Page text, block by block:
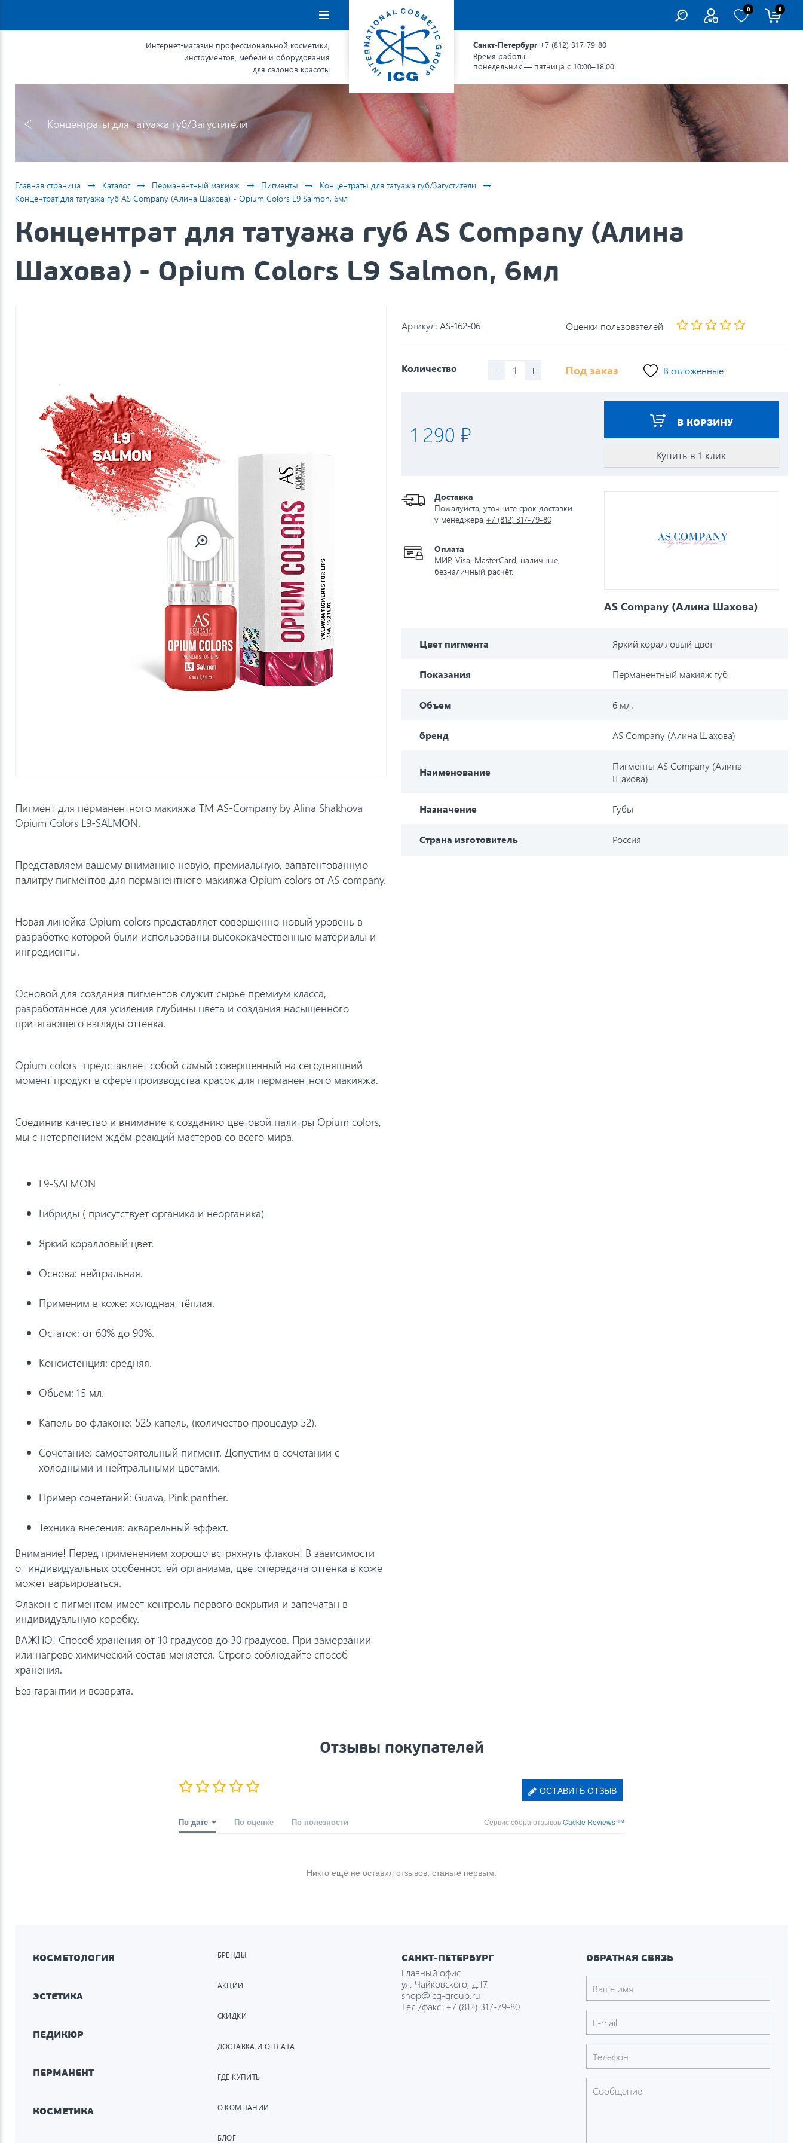
Навигация
0 0
Интернет-магазин профессиональной косметики,
инструментов, мебели и оборудования
для салонов красоты
Санкт-Петербург +7 (812) 317-79-80
Время работы:
понедельник — пятница с 10:00–18:00
Концентраты для татуажа губ/Загустители
Главная страница → Каталог → Перманентный макияж → Пигменты → Концентраты для татуажа губ/Загустители →
Концентрат для татуажа губ AS Company (Алина Шахова) - Opium Colors L9 Salmon, 6мл
Концентрат для татуажа губ AS Company (Алина
Шахова) - Opium Colors L9 Salmon, 6мл
Пигмент для перманентного макияжа TM AS-Company by Alina Shakhova
Opium Colors L9-SALMON.
Представляем вашему вниманию новую, премиальную, запатентованную
палитру пигментов для перманентного макияжа Opium colors от AS company.
Новая линейка Opium colors представляет совершенно новый уровень в
разработке которой были использованы высококачественные материалы и
ингредиенты.
Основой для создания пигментов служит сырье премиум класса,
разработанное для усиления глубины цвета и создания насыщенного
притягающего взгляды оттенка.
Opium colors -представляет собой самый совершенный на сегодняшний
момент продукт в сфере производства красок для перманентного макияжа.
Соединив качество и внимание к созданию цветовой палитры Opium colors,
мы с нетерпением ждём реакций мастеров со всего мира.
L9-SALMON
Гибриды ( присутствует органика и неорганика)
Яркий коралловый цвет.
Основа: нейтральная.
Применим в коже: холодная, тёплая.
Остаток: от 60% до 90%.
Консистенция: средняя.
Обьем: 15 мл.
Капель во флаконе: 525 капель, (количество процедур 52).
Сочетание: самостоятельный пигмент. Допустим в сочетании с
холодными и нейтральными цветами.
Пример сочетаний: Guava, Pink panther.
Техника внесения: акварельный эффект.
Внимание! Перед применением хорошо встряхнуть флакон! В зависимости
от индивидуальных особенностей организма, цветопередача оттенка в коже
может варьироваться.
Флакон с пигментом имеет контроль первого вскрытия и запечатан в
индивидуальную коробку.
ВАЖНО! Способ хранения от 10 градусов до 30 градусов. При замерзании
или нагреве химический состав меняется. Строго соблюдайте способ
хранения.
Без гарантии и возврата.
Артикул: AS-162-06 Оценки пользователей
Количество - + Под заказ В отложенные
1 290 ₽ В КОРЗИНУ
Купить в 1 клик
Доставка
Пожалуйста, уточните срок доставки
у менеджера +7 (812) 317-79-80
Оплата
МИР, Visa, MasterCard, наличные,
безналичный расчёт.
AS Company (Алина Шахова)
Цвет пигмента Яркий коралловый цвет
Показания Перманентный макияж губ
Объем 6 мл.
бренд AS Company (Алина Шахова)
Наименование
Пигменты AS Company (Алина
Шахова)
Назначение Губы
Страна изготовитель Россия
Отзывы покупателей
ОСТАВИТЬ ОТЗЫВ
По дате По оценке По полезности Сервис сбора отзывовCackle Reviews ™
Никто ещё не оставил отзывов, станьте первым.
КОСМЕТОЛОГИЯ
ЭСТЕТИКА
ПЕДИКЮР
ПЕРМАНЕНТ
КОСМЕТИКА
БРЕНДЫ
АКЦИИ
СКИДКИ
ДОСТАВКА И ОПЛАТА
ГДЕ КУПИТЬ
О КОМПАНИИ
БЛОГ
САНКТ-ПЕТЕРБУРГ
Главный офис
ул. Чайковского, д.17
shop@icg-group.ru
Тел./факс: +7 (812) 317-79-80
ОБРАТНАЯ СВЯЗЬ